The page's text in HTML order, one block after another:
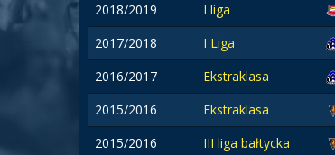
2018/2019
I liga
2017/2018
I Liga
2016/2017
Ekstraklasa
2015/2016
Ekstraklasa
2015/2016
III liga bałtycka